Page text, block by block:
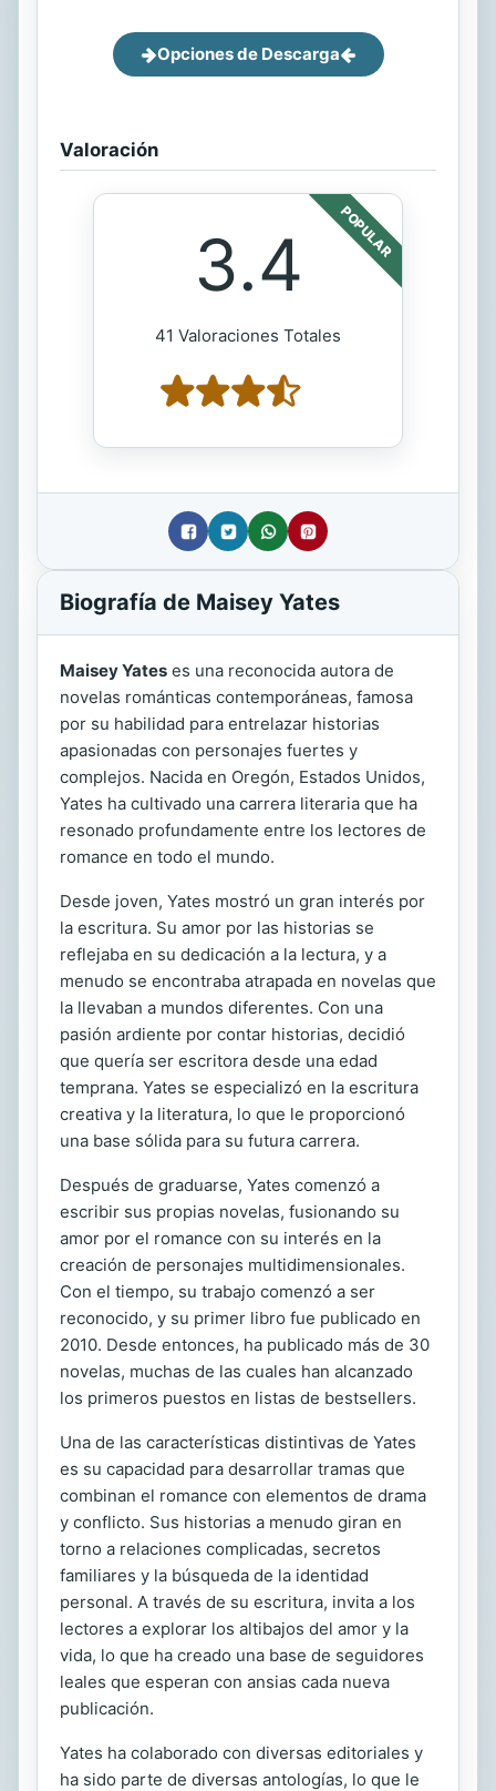
Opciones de Descarga
Valoración
POPULAR
3.4
41 Valoraciones Totales
Biografía de Maisey Yates
Maisey Yates es una reconocida autora de
novelas románticas contemporáneas, famosa
por su habilidad para entrelazar historias
apasionadas con personajes fuertes y
complejos. Nacida en Oregón, Estados Unidos,
Yates ha cultivado una carrera literaria que ha
resonado profundamente entre los lectores de
romance en todo el mundo.
Desde joven, Yates mostró un gran interés por
la escritura. Su amor por las historias se
reflejaba en su dedicación a la lectura, y a
menudo se encontraba atrapada en novelas que
la llevaban a mundos diferentes. Con una
pasión ardiente por contar historias, decidió
que quería ser escritora desde una edad
temprana. Yates se especializó en la escritura
creativa y la literatura, lo que le proporcionó
una base sólida para su futura carrera.
Después de graduarse, Yates comenzó a
escribir sus propias novelas, fusionando su
amor por el romance con su interés en la
creación de personajes multidimensionales.
Con el tiempo, su trabajo comenzó a ser
reconocido, y su primer libro fue publicado en
2010. Desde entonces, ha publicado más de 30
novelas, muchas de las cuales han alcanzado
los primeros puestos en listas de bestsellers.
Una de las características distintivas de Yates
es su capacidad para desarrollar tramas que
combinan el romance con elementos de drama
y conflicto. Sus historias a menudo giran en
torno a relaciones complicadas, secretos
familiares y la búsqueda de la identidad
personal. A través de su escritura, invita a los
lectores a explorar los altibajos del amor y la
vida, lo que ha creado una base de seguidores
leales que esperan con ansias cada nueva
publicación.
Yates ha colaborado con diversas editoriales y
ha sido parte de diversas antologías, lo que le